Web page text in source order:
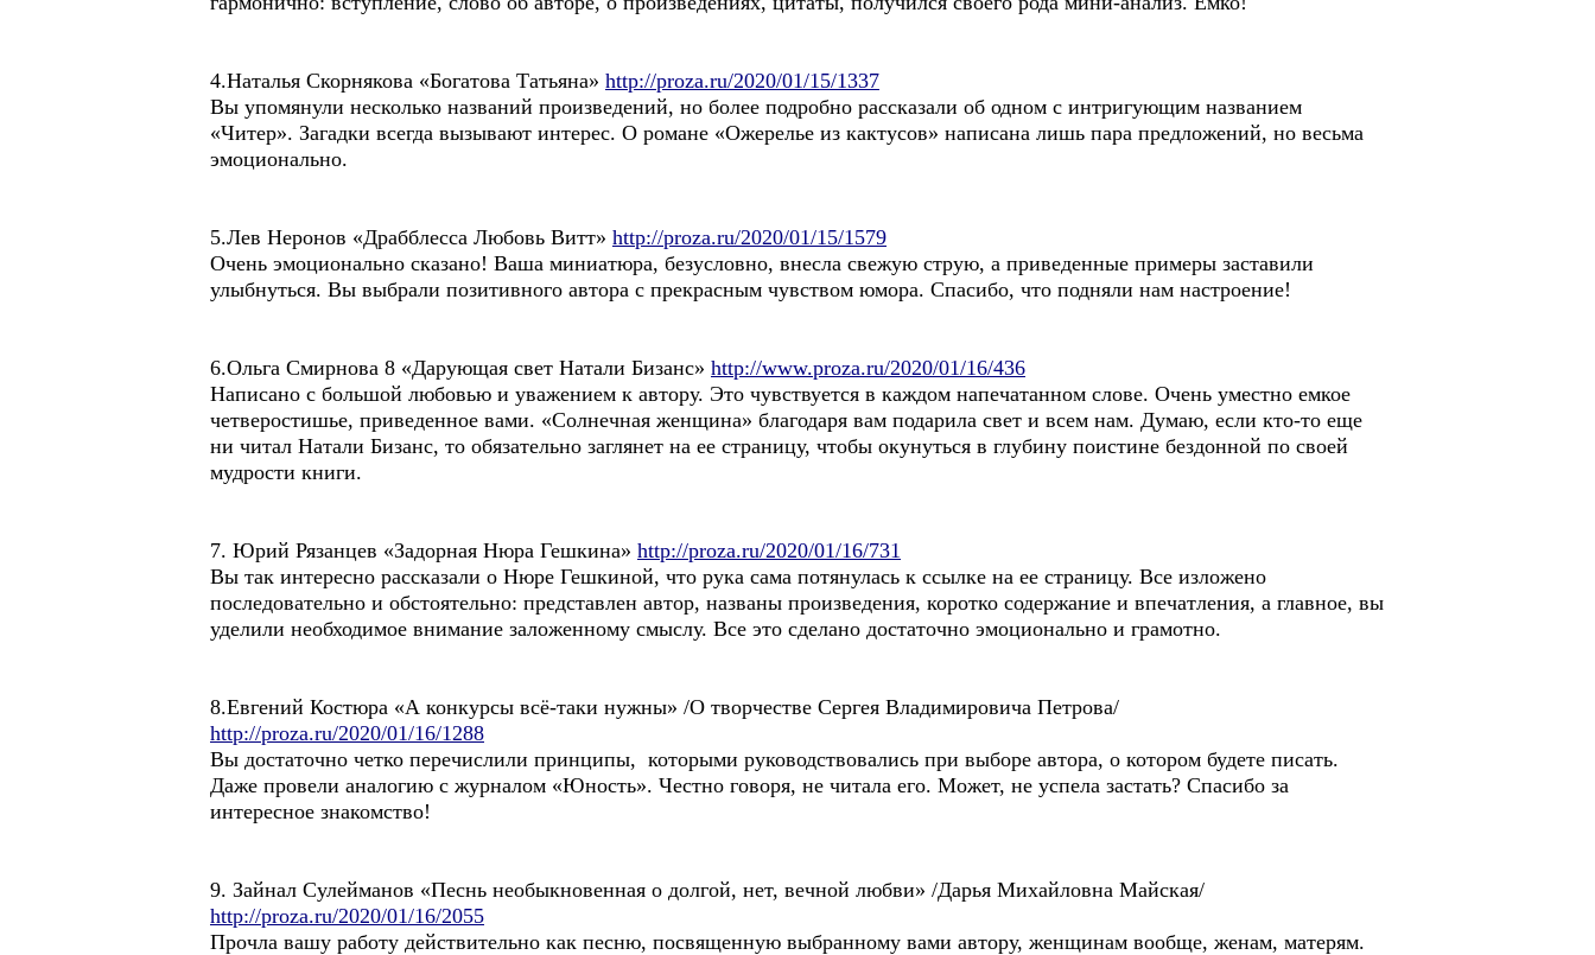
4.Наталья Скорнякова «Богатова Татьяна» http://proza.ru/2020/01/15/1337
Вы упомянули несколько названий произведений, но более подробно рассказали об одном с интригующим названием
«Читер». Загадки всегда вызывают интерес. О романе «Ожерелье из кактусов» написана лишь пара предложений, но весьма
эмоционально.
5.Лев Неронов «Драбблесса Любовь Витт» http://proza.ru/2020/01/15/1579
Очень эмоционально сказано! Ваша миниатюра, безусловно, внесла свежую струю, а приведенные примеры заставили
улыбнуться. Вы выбрали позитивного автора с прекрасным чувством юмора. Спасибо, что подняли нам настроение!
6.Ольга Смирнова 8 «Дарующая свет Натали Бизанс» http://www.proza.ru/2020/01/16/436
Написано с большой любовью и уважением к автору. Это чувствуется в каждом напечатанном слове. Очень уместно емкое
четверостишье, приведенное вами. «Солнечная женщина» благодаря вам подарила свет и всем нам. Думаю, если кто-то еще
ни читал Натали Бизанс, то обязательно заглянет на ее страницу, чтобы окунуться в глубину поистине бездонной по своей
мудрости книги.
7. Юрий Рязанцев «Задорная Нюра Гешкина» http://proza.ru/2020/01/16/731
Вы так интересно рассказали о Нюре Гешкиной, что рука сама потянулась к ссылке на ее страницу. Все изложено
последовательно и обстоятельно: представлен автор, названы произведения, коротко содержание и впечатления, а главное, вы
уделили необходимое внимание заложенному смыслу. Все это сделано достаточно эмоционально и грамотно.
8.Евгений Костюра «А конкурсы всё-таки нужны» /О творчестве Сергея Владимировича Петрова/
http://proza.ru/2020/01/16/1288
Вы достаточно четко перечислили принципы, которыми руководствовались при выборе автора, о котором будете писать.
Даже провели аналогию с журналом «Юность». Честно говоря, не читала его. Может, не успела застать? Спасибо за
интересное знакомство!
9. Зайнал Сулейманов «Песнь необыкновенная о долгой, нет, вечной любви» /Дарья Михайловна Майская/
http://proza.ru/2020/01/16/2055
Прочла вашу работу действительно как песню, посвященную выбранному вами автору, женщинам вообще, женам, матерям.